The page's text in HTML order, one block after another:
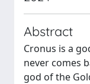
Abstract
Cronus is a
never comes
god of the